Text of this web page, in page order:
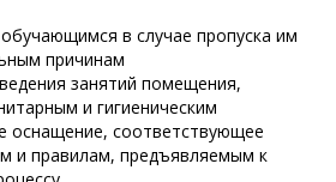
в случае пропуска им
причинам
занятий помещения,
и гигиеническим
оснащение, соответствующее
и правилам, предъявляемым к